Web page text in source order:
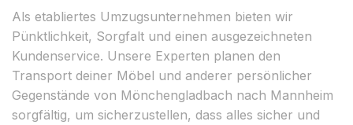
Als etabliertes Umzugsunternehmen bieten wir
Pünktlichkeit, Sorgfalt und einen ausgezeichneten
Kundenservice. Unsere Experten planen den
Transport deiner Möbel und anderer persönlicher
Gegenstände von Mönchengladbach nach Mannheim
sorgfältig, um sicherzustellen, dass alles sicher und